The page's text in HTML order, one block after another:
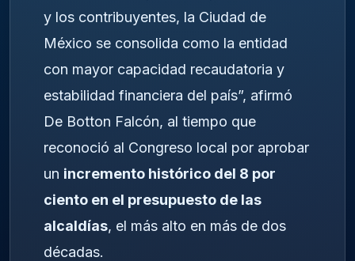
y los contribuyentes, la Ciudad de
México se consolida como la entidad
con mayor capacidad recaudatoria y
estabilidad financiera del país”, afirmó
De Botton Falcón, al tiempo que
reconoció al Congreso local por aprobar
un incremento histórico del 8 por
ciento en el presupuesto de las
alcaldías, el más alto en más de dos
décadas.